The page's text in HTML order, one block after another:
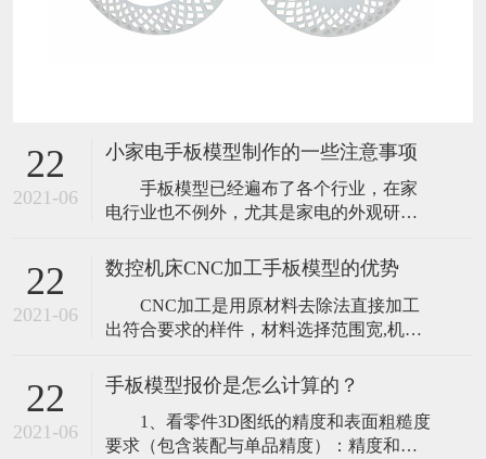
22
2021-06
小家电手板模型制作的一些注意事项
手板模型已经遍布了各个行业，在家
电行业也不例外，尤其是家电的外观研
模型，可以在极短的时间内，实现从图纸
到实物的转变，让研发中的产品开模前能
够全面而正确的评估外观及结构，使产品
研发更加顺利，大大降低产品投放市场的
有模具或不开模
22
2021-06
数控机床CNC加工手板模型的优势
CNC加工是用原材料去除法直接加工
出符合要求的样件，材料选择范围宽,机器
适当地分解,特别适合于加工大尺寸及结构
比较简单的零部件，CNC加工设备对三维
图档进行编程、拆分，通过加工相应材料
直接生产所需的产品，特别是对大件产品
22
2021-06
手板模型报价是怎么计算的？
1、看零件3D图纸的精度和表面粗糙度
要求（包含装配与单品精度）：精度和表